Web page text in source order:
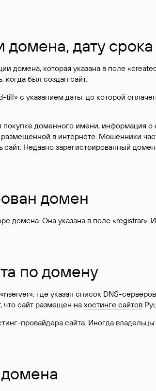
домена, дату
домена, которая указана в поле
когда был создан сайт.
с указанием даты, до которой
доменного имени, информация
в интернете. Мошенники
Недавно зарегистрированный
домен
Она указана в поле «registrar».
по домену
где указан список DNS-
что сайт размещен на хостинге сайтов
провайдера сайта. Иногда
домена